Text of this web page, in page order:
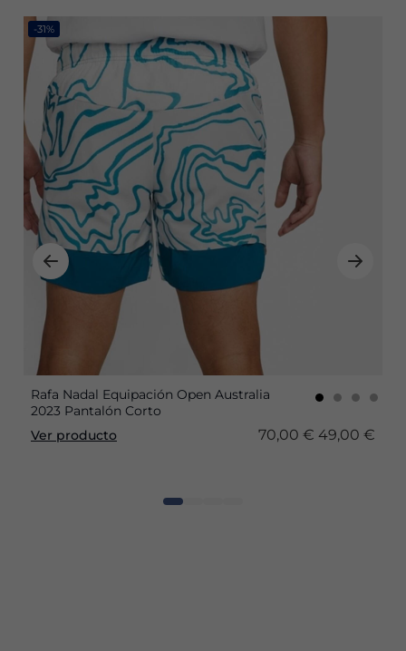
-31%
Rafa Nadal Equipación Open Australia
2023 Pantalón Corto
Ver producto
70,00 € 49,00 €